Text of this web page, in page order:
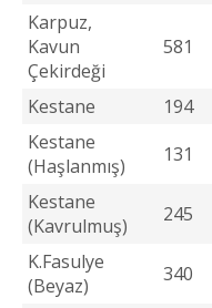
Karpuz,
Kavun
Çekirdeği
581
Kestane 194
Kestane
(Haşlanmış)
131
Kestane
(Kavrulmuş)
245
K.Fasulye
(Beyaz)
340